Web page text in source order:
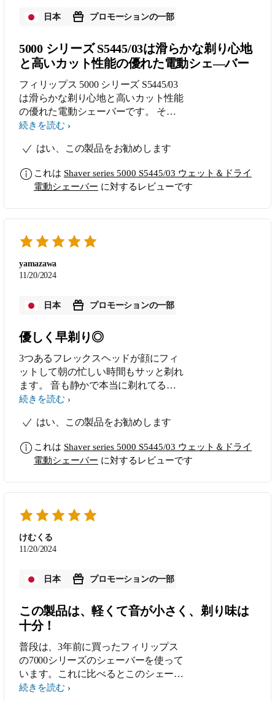
日本 プロモーションの一部
5000 シリーズ S5445/03は滑らかな剃り心地
と高いカット性能の優れた電動シェ―バー
フィリップス 5000 シリーズ S5445/03
は滑らかな剃り心地と高いカット性能
の優れた電動シェーバーです。 その
評価の理由は、毎日、使用していて、
ーカット刃の27枚刃と360-Dフレック
つ、すごく滑らかな密着感のある剃り
心地です。肌に軽く押しあてて、時計
り残しが無く、綺麗に剃れます。そし
て、肌に優しいです。毎日の忙しい出
勤前の髭剃りが、早く快適で、楽しみ
になりました。この、360-Dフレック
ィットしてくれるから、早く、素早く
剃れるという点が、特に気に入ってい
使用していますが、バッテリーの持ち
が素晴らしく、1回の充電で、何度も
使用できることです。また、シェービ
ングフォームを使ったシェービングが
滑らかで、防水性能も高く、ぬるま湯
良く、高い性能と使いやすさを兼ね備
ーバーです。 改良、改善していただ
きたい点は、シェービングユニットの
じて使えるように改良、改善していた
思いました。
続きを読む
はい、この製品をお勧めします
これは Shaver series 5000 S5445/03 ウェット＆ドライ
電動シェーバー に対するレビューです
yamazawa
11/20/2024
日本 プロモーションの一部
優しく早剃り◎
3つあるフレックスヘッドが顔にフィ
ットして朝の忙しい時間もサッと剃れ
ます。 音も静かで本当に剃れてるの
か心配になるくらいですが、しっかり
りません。 メンテナンスもワンタッ
とても簡単です。 今までは夕方頃に
は青くなるのが気になっていたので抜
（笑） 少しだけ残念なのは、鼻の下
は鼻の穴の下はヘッドが当たらないの
で(人によって違うと思います)ちょっ
と残るのと、フォームを利用したウエ
トしないところがあり残ります。 そ
れでも早さとお手軽さとメンテナンス
ます。軽いので出張にも◎
続きを読む
はい、この製品をお勧めします
これは Shaver series 5000 S5445/03 ウェット＆ドライ
電動シェーバー に対するレビューです
けむくる
11/20/2024
日本 プロモーションの一部
この製品は、軽くて音が小さく、剃り味は
十分！
普段は、3年前に買ったフィリップス
の7000シリーズのシェーバーを使って
います。これに比べるとこのシェーバ
ーは、軽くて、音が小さいです。それ
続きを読む